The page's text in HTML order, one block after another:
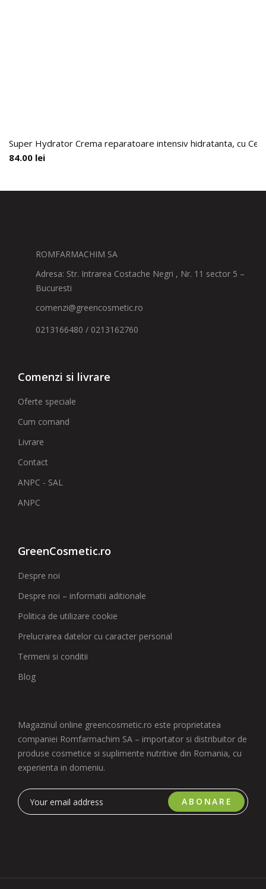
Super Hydrator Crema reparatoare intensiv hidratanta, cu
84.00 lei
ROMFARMACHIM SA
Adresa: Str. Intrarea Costache Negri , Nr. 11 sector 5 –
Bucuresti
comenzi@greencosmetic.ro
0213166480 / 0213162760
Comenzi si livrare
Oferte speciale
Cum comand
Livrare
Contact
ANPC - SAL
ANPC
GreenCosmetic.ro
Despre noi
Despre noi – informatii aditionale
Politica de utilizare cookie
Prelucrarea datelor cu caracter personal
Termeni si conditii
Blog
Magazinul online greencosmetic.ro este proprietatea
companiei Romfarmachim SA – importator si distribuitor de
produse cosmetice si suplimente nutritive din Romania, cu
experienta in domeniu.
ABONARE